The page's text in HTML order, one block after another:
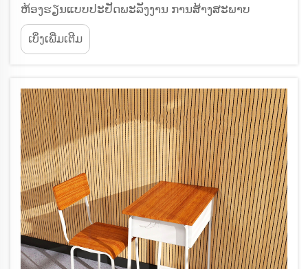
ຫ້ອງຮຽນແບບປະຢັດພະລັງງານ ການສ້າງສະພາບ
ແວດລ້ອມການຮຽນຮູ້ທີ່ດີທີ່ສຸດເລີ່ມຕົ້ນດ້ວຍການອອກແບບ
ເຟີນີເຈີ້ຂອງໂຮງຮຽນຢ່າງລະມັດລະວັງ. ເຟີນີເຈີ້ທີ່ນັກຮຽນ
ໃຊ້ທຸກມື້ມີບົດບາດສຳຄັນຕໍ່ຄວາມສະດວກສະບາຍ, ທ່າທາງ
ເບິ່ງເພີ່ມເຕີມ